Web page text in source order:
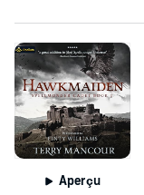
Aperçu